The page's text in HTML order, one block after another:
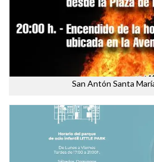
San Antón Santa